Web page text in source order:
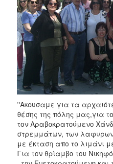
ΑΝΘΕΚΤΙΚΗ
ΠΟΛΗ
''Ακουσαμε για τα
θέσης της πόλης μας,για
τον Αραβοκρατούμενο
στρεμμάτων, των
με έκταση απο το λιμάνι
Για τον θρίαμβο του